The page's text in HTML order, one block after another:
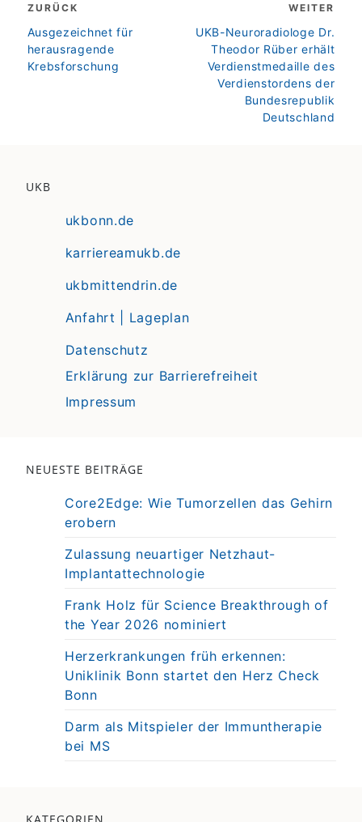
ZURÜCK
zurück
Ausgezeichnet für
herausragende
Krebsforschung
WEITER
weiter
UKB-Neuroradiologe Dr.
Theodor Rüber erhält
Verdienstmedaille des
Verdienstordens der
Bundesrepublik
Deutschland
UKB
ukbonn.de
karriereamukb.de
ukbmittendrin.de
Anfahrt | Lageplan
Datenschutz
Erklärung zur Barrierefreiheit
Impressum
NEUESTE BEITRÄGE
Core2Edge: Wie Tumorzellen das Gehirn
erobern
Zulassung neuartiger Netzhaut-
Implantattechnologie
Frank Holz für Science Breakthrough of
the Year 2026 nominiert
Herzerkrankungen früh erkennen:
Uniklinik Bonn startet den Herz Check
Bonn
Darm als Mitspieler der Immuntherapie
bei MS